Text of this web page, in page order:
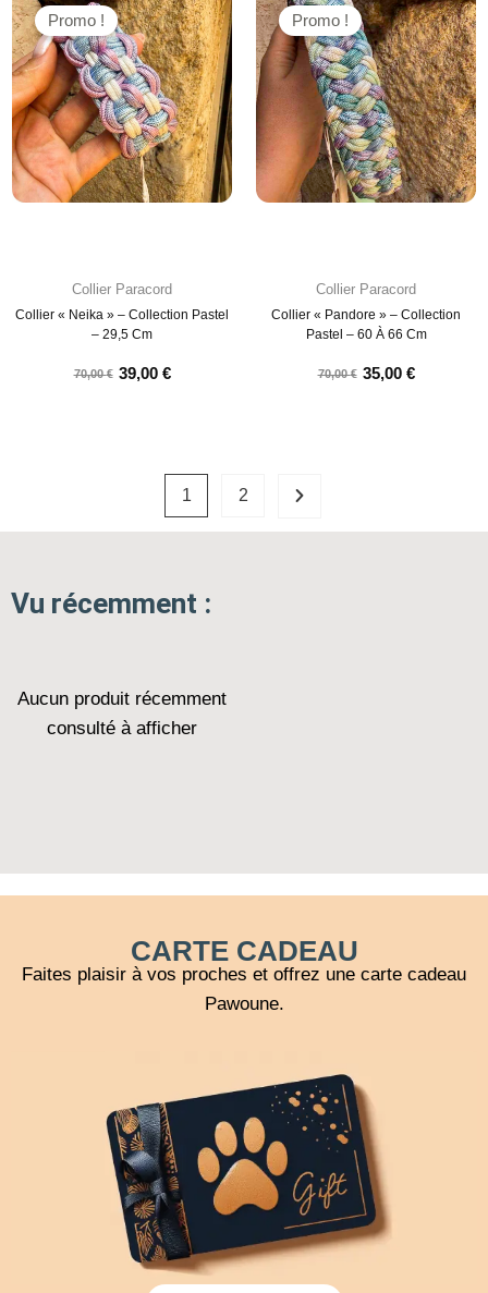
Collier Paracord
Collier « Neika » – Collection Pastel
– 29,5 Cm
70,00€ 39,00 €
Promo !
Collier Paracord
Collier « Pandore » – Collection
Pastel – 60 À 66 Cm
70,00€ 35,00 €
Promo !
1 2
Vu récemment :
Aucun produit récemment
consulté à afficher
CARTE CADEAU
Faites plaisir à vos proches et offrez une carte cadeau
Pawoune.